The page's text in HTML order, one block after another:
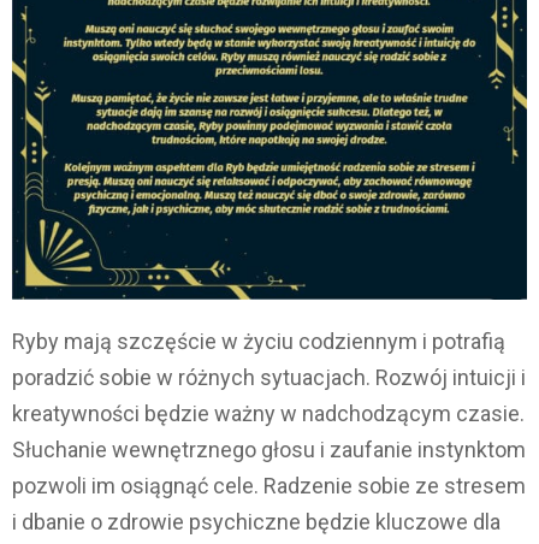
Ryby mają szczęście w życiu codziennym i potrafią
poradzić sobie w różnych sytuacjach. Rozwój intuicji i
kreatywności będzie ważny w nadchodzącym czasie.
Słuchanie wewnętrznego głosu i zaufanie instynktom
pozwoli im osiągnąć cele. Radzenie sobie ze stresem
i dbanie o zdrowie psychiczne będzie kluczowe dla